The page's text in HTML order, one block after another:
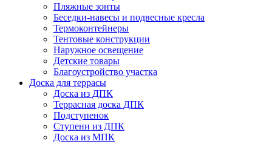
Пляжные зонты
Беседки-навесы и подвесные кресла
Термоконтейнеры
Тентовые конструкции
Наружное освещение
Детские товары
Благоустройство участка
Доска для террасы
Доска из ДПК
Террасная доска ДПК
Подступенок
Ступени из ДПК
Доска из МПК